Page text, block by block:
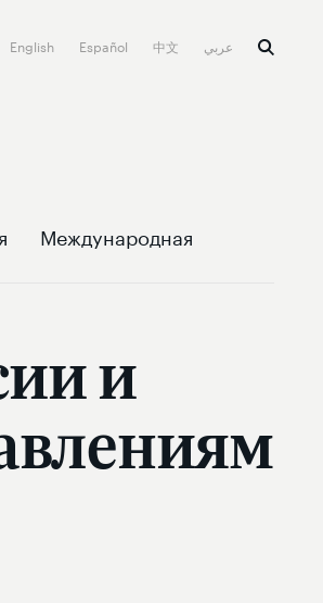
English Español 中文
Международная
и